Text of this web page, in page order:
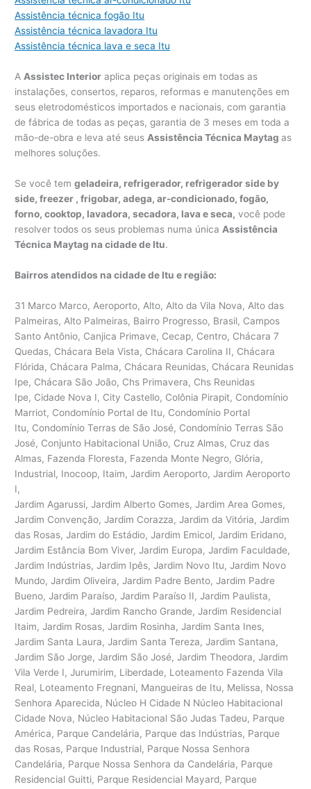
Assistência técnica fogão Itu
Assistência técnica lavadora Itu
Assistência técnica lava e seca Itu
AAssistec Interior aplica peças originais em todas as
instalações, consertos, reparos, reformas e manutenções em
seus eletrodomésticos importados e nacionais, com garantia
de fábrica de todas as peças, garantia de 3 meses em toda a
mão-de-obra e leva até seusAssistência Técnica Maytagas
melhores soluções.
Se você temgeladeira, refrigerador, refrigerador side by
side, freezer , frigobar, adega, ar-condicionado, fogão,
forno, cooktop, lavadora, secadora, lava e seca, você pode
resolver todos os seus problemas numa única Assistência
Técnica Maytag na cidade de Itu.
Bairros atendidos na cidade de Itu e região:
31 Marco Marco, Aeroporto, Alto, Alto da Vila Nova, Alto das
Palmeiras, Alto Palmeiras, Bairro Progresso, Brasil, Campos
Santo Antônio, Canjica Primave, Cecap, Centro, Chácara 7
Quedas, Chácara Bela Vista, Chácara Carolina II, Chácara
Flórida, Chácara Palma, Chácara Reunidas, Chácara Reunidas
Ipe, Chácara São João, Chs Primavera, Chs Reunidas
Ipe, Cidade Nova I, City Castello, Colônia Pirapit, Condomínio
Marriot, Condomínio Portal de Itu, Condomínio Portal
Itu, Condomínio Terras de São José, Condomínio Terras São
José, Conjunto Habitacional União, Cruz Almas, Cruz das
Almas, Fazenda Floresta, Fazenda Monte Negro, Glória,
Industrial, Inocoop, Itaim, Jardim Aeroporto, Jardim Aeroporto
I,
Jardim Agarussi, Jardim Alberto Gomes, Jardim Area Gomes,
Jardim Convenção, Jardim Corazza, Jardim da Vitória, Jardim
das Rosas, Jardim do Estádio, Jardim Emicol, Jardim Eridano,
Jardim Estância Bom Viver, Jardim Europa, Jardim Faculdade,
Jardim Indústrias, Jardim Ipês, Jardim Novo Itu, Jardim Novo
Mundo, Jardim Oliveira, Jardim Padre Bento, Jardim Padre
Bueno, Jardim Paraíso, Jardim Paraíso II, Jardim Paulista,
Jardim Pedreira, Jardim Rancho Grande, Jardim Residencial
Itaim, Jardim Rosas, Jardim Rosinha, Jardim Santa Ines,
Jardim Santa Laura, Jardim Santa Tereza, Jardim Santana,
Jardim São Jorge, Jardim São José, Jardim Theodora, Jardim
Vila Verde I, Jurumirim, Liberdade, Loteamento Fazenda Vila
Real, Loteamento Fregnani, Mangueiras de Itu, Melissa, Nossa
Senhora Aparecida, Núcleo H Cidade N Núcleo Habitacional
Cidade Nova, Núcleo Habitacional São Judas Tadeu, Parque
América, Parque Candelária, Parque das Indústrias, Parque
das Rosas, Parque Industrial, Parque Nossa Senhora
Candelária, Parque Nossa Senhora da Candelária, Parque
Residencial Guitti, Parque Residencial Mayard, Parque